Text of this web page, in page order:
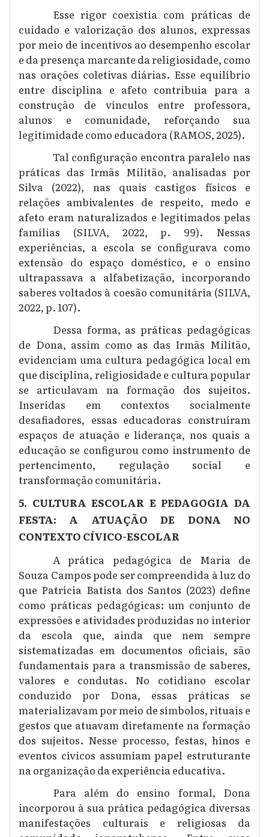
Esse rigor coexistia com práticas de
cuidado e valorização dos alunos, expressas
por meio de incentivos ao desempenho escolar
e da presença marcante da religiosidade, como
nas orações coletivas diárias. Esse equilíbrio
entre disciplina e afeto contribuía para a
construção de vínculos entre professora,
alunos e comunidade, reforçando sua
legitimidade como educadora (RAMOS, 2025).
Tal configuração encontra paralelo nas
práticas das Irmãs Militão, analisadas por
Silva (2022), nas quais castigos físicos e
relações ambivalentes de respeito, medo e
afeto eram naturalizados e legitimados pelas
famílias (SILVA, 2022, p. 99). Nessas
experiências, a escola se configurava como
extensão do espaço doméstico, e o ensino
ultrapassava a alfabetização, incorporando
saberes voltados à coesão comunitária (SILVA,
2022, p. 107).
Dessa forma, as práticas pedagógicas
de Dona, assim como as das Irmãs Militão,
evidenciam uma cultura pedagógica local em
que disciplina, religiosidade e cultura popular
se articulavam na formação dos sujeitos.
Inseridas em contextos socialmente
desafiadores, essas educadoras construíram
espaços de atuação e liderança, nos quais a
educação se configurou como instrumento de
pertencimento, regulação social e
transformação comunitária.
5. CULTURA ESCOLAR E PEDAGOGIA DA
FESTA: A ATUAÇÃO DE DONA NO
CONTEXTO CÍVICO-ESCOLAR
A prática pedagógica de Maria de
Souza Campos pode ser compreendida à luz do
que Patrícia Batista dos Santos (2023) define
como práticas pedagógicas: um conjunto de
expressões e atividades produzidas no interior
da escola que, ainda que nem sempre
sistematizadas em documentos oficiais, são
fundamentais para a transmissão de saberes,
valores e condutas. No cotidiano escolar
conduzido por Dona, essas práticas se
materializavam por meio de símbolos, rituais e
gestos que atuavam diretamente na formação
dos sujeitos. Nesse processo, festas, hinos e
eventos cívicos assumiam papel estruturante
na organização da experiência educativa.
Para além do ensino formal, Dona
incorporou à sua prática pedagógica diversas
manifestações culturais e religiosas da